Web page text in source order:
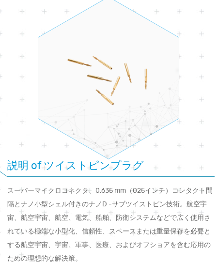
説明 of ツイストピンプラグ
スーパーマイクロコネクタ、0.635 mm（025インチ）コンタクト間
隔とナノ小型シェル付きのナノD -サブツイストピン技術。航空宇
宙、航空宇宙、航空、電気、船舶、防衛システムなどで広く使用さ
れている極端な小型化、信頼性、スペースまたは重量保存を必要と
する航空宇宙、宇宙、軍事、医療、およびオフショアを含む応用の
ための理想的な解決策。